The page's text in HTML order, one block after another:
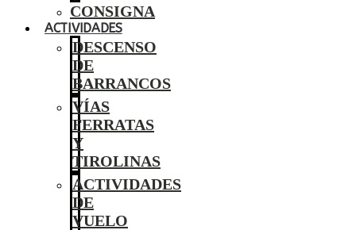
CONSIGNA
ACTIVIDADES
DESCENSO
DE
BARRANCOS
VÍAS
FERRATAS
Y
TIROLINAS
ACTIVIDADES
DE
VUELO